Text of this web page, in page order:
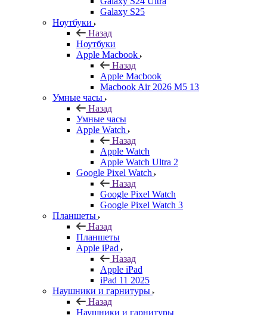
Galaxy S25
Ноутбуки
Назад
Ноутбуки
Apple Macbook
Назад
Apple Macbook
Macbook Air 2026 M5 13
Умные часы
Назад
Умные часы
Apple Watch
Назад
Apple Watch
Apple Watch Ultra 2
Google Pixel Watch
Назад
Google Pixel Watch
Google Pixel Watch 3
Планшеты
Назад
Планшеты
Apple iPad
Назад
Apple iPad
iPad 11 2025
Наушники и гарнитуры
Назад
Наушники и гарнитуры